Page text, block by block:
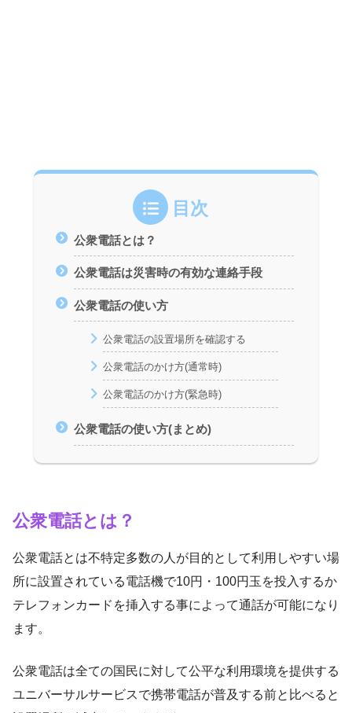
目次
公衆電話とは？
公衆電話は災害時の有効な連絡手段
公衆電話の使い方
公衆電話の設置場所を確認する
公衆電話のかけ方(通常時)
公衆電話のかけ方(緊急時)
公衆電話の使い方(まとめ)
公衆電話とは？
公衆電話とは不特定多数の人が目的として利用しやすい場
所に設置されている電話機で10円・100円玉を投入するか
テレフォンカードを挿入する事によって通話が可能になり
ます。
公衆電話は全ての国民に対して公平な利用環境を提供する
ユニバーサルサービスで携帯電話が普及する前と比べると